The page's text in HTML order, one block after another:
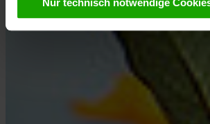
von Drittanbietern (auch in den USA)
ausschließlich pseudonymisiert.
betreffend Cookies und einer möglichen
Deaktivierung finden Sie in unserer
Datenschutzerklärung